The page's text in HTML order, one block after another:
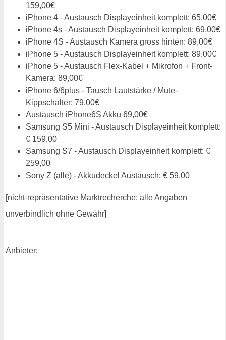
159,00€
iPhone 4 - Austausch Displayeinheit komplett: 65,00€
iPhone 4s - Austausch Displayeinheit komplett: 69,00€
iPhone 4S - Austausch Kamera gross hinten: 89,00€
iPhone 5 - Austausch Displayeinheit komplett: 89,00€
iPhone 5 - Austausch Flex-Kabel + Mikrofon + Front-
Kamera: 89,00€
iPhone 6/6plus - Tausch Lautstärke / Mute-
Kippschalter: 79,00€
Austausch iPhone6S Akku 69,00€
Samsung S5 Mini - Austausch Displayeinheit komplett:
€ 159,00
Samsung S7 - Austausch Displayeinheit komplett: €
259,00
Sony Z (alle) - Akkudeckel Austausch: € 59,00
[nicht-repräsentative Marktrecherche; alle Angaben
unverbindlich ohne Gewähr]
Anbieter: